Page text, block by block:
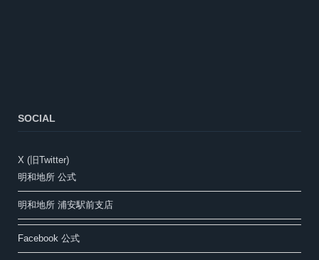
SOCIAL
X (旧Twitter)
明和地所 公式
明和地所 浦安駅前支店
Facebook 公式